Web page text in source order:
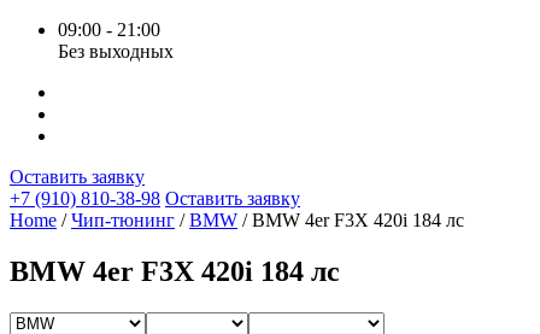
09:00 - 21:00
Без выходных
Оставить заявку
+7 (910) 810-38-98 Оставить заявку
Home /Чип-тюнинг /BMW / BMW 4er F3X 420i 184 лс
BMW 4er F3X 420i 184 лс